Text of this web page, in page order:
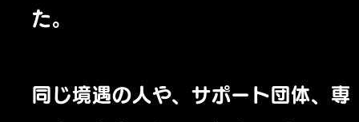
た。
同じ境遇の人や、サポート団体、専